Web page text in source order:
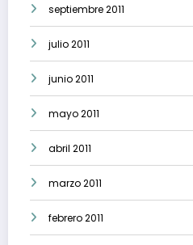
septiembre 2011
julio 2011
junio 2011
mayo 2011
abril 2011
marzo 2011
febrero 2011